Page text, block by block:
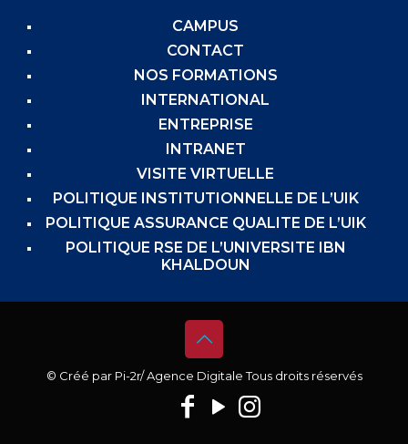
CAMPUS
CONTACT
NOS FORMATIONS
INTERNATIONAL
ENTREPRISE
INTRANET
VISITE VIRTUELLE
POLITIQUE INSTITUTIONNELLE DE L’UIK
POLITIQUE ASSURANCE QUALITE DE L’UIK
POLITIQUE RSE DE L’UNIVERSITE IBN
KHALDOUN
© Créé par Pi-2r/ Agence Digitale Tous droits réservés